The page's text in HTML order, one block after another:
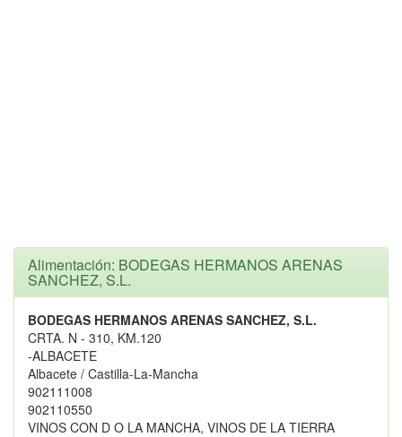
Alimentación: BODEGAS HERMANOS ARENAS
SANCHEZ, S.L.
BODEGAS HERMANOS ARENAS SANCHEZ, S.L.
CRTA. N - 310, KM.120
-ALBACETE
Albacete / Castilla-La-Mancha
902111008
902110550
VINOS CON D O LA MANCHA, VINOS DE LA TIERRA